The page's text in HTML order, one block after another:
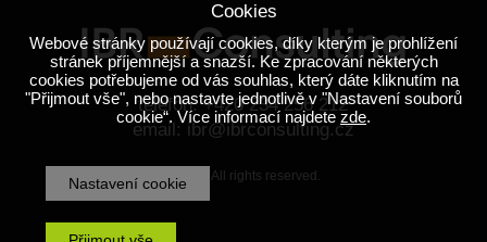
telefon:+420 234 256 212
email: ibr@ibrconsulting.cz
© 2026 All rights reserved.
Cookies
Webové stránky používají cookies, díky kterým je prohlížení
stránek příjemnější a snazší. Ke zpracování některých
cookies potřebujeme od vás souhlas, který dáte kliknutím na
"Přijmout vše", nebo nastavte jednotlivě v "Nastavení souborů
cookie“. Více informací najdetezde.
Nastavení cookie